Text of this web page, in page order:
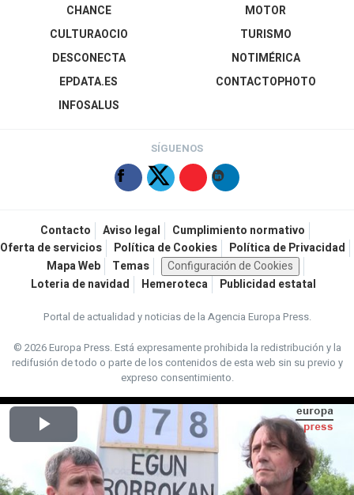
CHANCE
CULTURAOCIO
DESCONECTA
EPDATA.ES
INFOSALUS
MOTOR
TURISMO
NOTIMÉRICA
CONTACTOPHOTO
SÍGUENOS
Contacto Aviso legal
Cumplimiento normativo
Oferta de servicios
Política de Cookies
Política de Privacidad
Mapa Web
Temas
Configuración de Cookies
Loteria de navidad
Hemeroteca Publicidad estatal
Portal de actualidad y noticias de la Agencia Europa Press.
© 2026 Europa Press.Está expresamente prohibida la redistribución y la
redifusión de todo o parte de los contenidos de esta web sin su previo y
expreso consentimiento.